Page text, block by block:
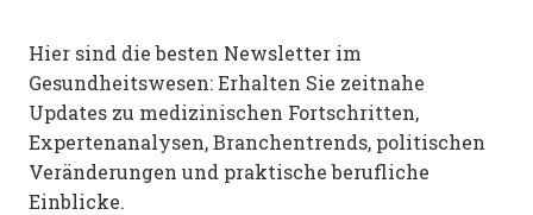
Hier sind die besten Newsletter im
Gesundheitswesen: Erhalten Sie zeitnahe
Updates zu medizinischen Fortschritten,
Expertenanalysen, Branchentrends, politischen
Veränderungen und praktische berufliche
Einblicke.